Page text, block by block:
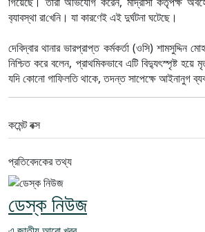
ব‌্যাবস্থা রা‌খে‌নি। যা কারণেই এই দুর্ঘটনা ঘটেছে।
দেবিদ্বার থানার ভারপ্রাপ্ত কর্মকর্তা (ওসি) শামসুদ্দিন
নিশ্চিত করে বলেন, প্রাথমিকভাবে এটি বিদ্যুৎস্পৃষ্ট
যদি কোনো গাফিলতি থাকে, তদন্ত সাপেক্ষে আইনানুগ
কমেন্ট বক্স
প্রতিবেদকের তথ্য
ডেস্ক নিউজ